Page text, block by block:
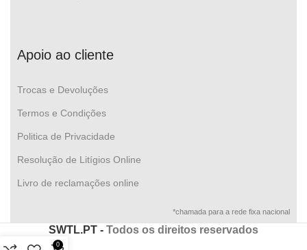
Apoio ao cliente
Trocas e Devoluções
Termos e Condições
Politica de Privacidade
Resolução de Litígios Online
Livro de reclamações online
*chamada para a rede fixa nacional
SWTL.PT - Todos os direitos reservados
0